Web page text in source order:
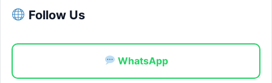
Follow Us
WhatsApp